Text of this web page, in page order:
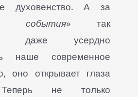
духовенство. А за
события» так
даже усердно
наше современное
оно открывает глаза
не только